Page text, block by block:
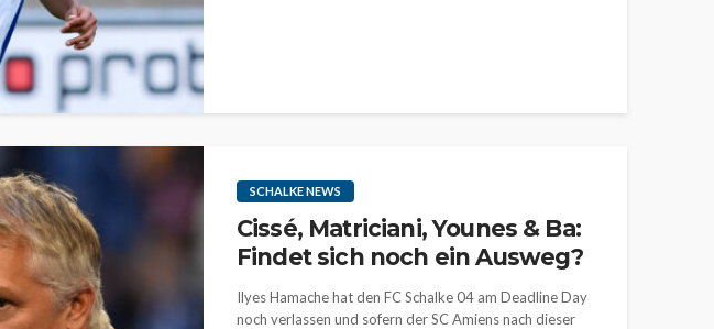
SCHALKE NEWS
Cissé, Matriciani, Younes & Ba:
Findet sich noch ein Ausweg?
Ilyes Hamache hat den FC Schalke 04 am Deadline Day
noch verlassen und sofern der SC Amiens nach dieser